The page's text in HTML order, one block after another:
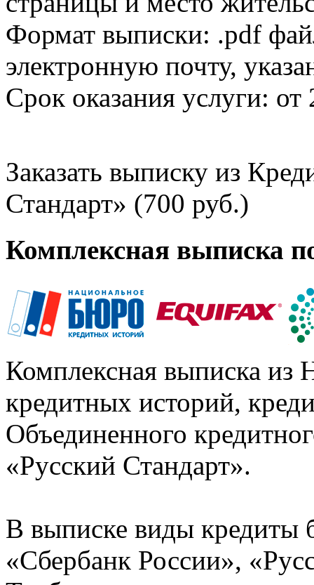
Формат выписки: .pdf
электронную почту,
Срок оказания услуги: от
Заказать выписку из
Стандарт» (700 руб.)
Комплексная выписка
Комплексная выписка из
кредитных историй,
Объединенного
«Русский Стандарт».
В выписке виды кредиты
«Сбербанк России»,